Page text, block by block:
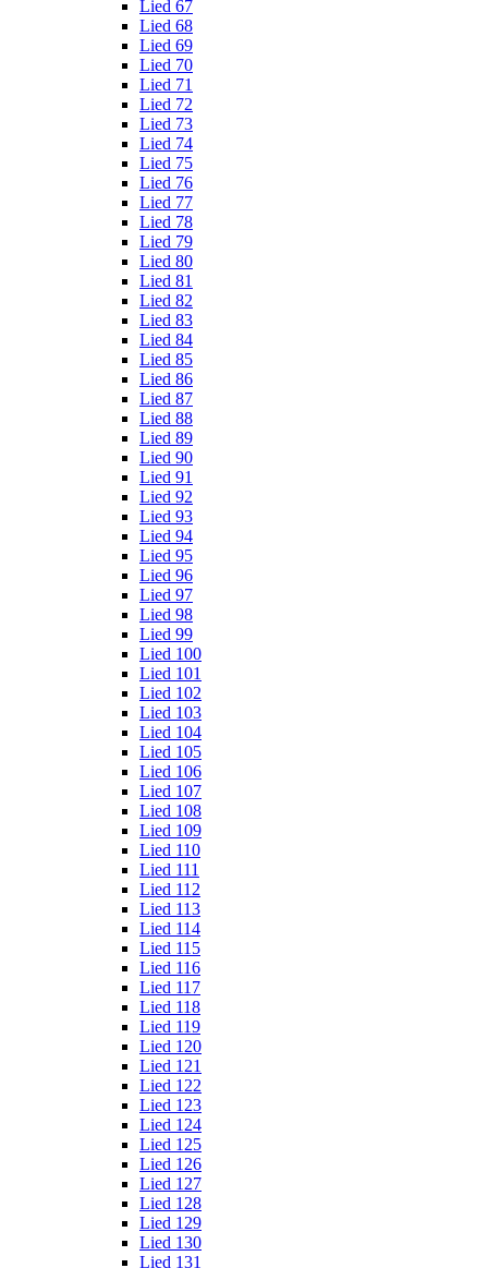
Lied 67
Lied 68
Lied 69
Lied 70
Lied 71
Lied 72
Lied 73
Lied 74
Lied 75
Lied 76
Lied 77
Lied 78
Lied 79
Lied 80
Lied 81
Lied 82
Lied 83
Lied 84
Lied 85
Lied 86
Lied 87
Lied 88
Lied 89
Lied 90
Lied 91
Lied 92
Lied 93
Lied 94
Lied 95
Lied 96
Lied 97
Lied 98
Lied 99
Lied 100
Lied 101
Lied 102
Lied 103
Lied 104
Lied 105
Lied 106
Lied 107
Lied 108
Lied 109
Lied 110
Lied 111
Lied 112
Lied 113
Lied 114
Lied 115
Lied 116
Lied 117
Lied 118
Lied 119
Lied 120
Lied 121
Lied 122
Lied 123
Lied 124
Lied 125
Lied 126
Lied 127
Lied 128
Lied 129
Lied 130
Lied 131